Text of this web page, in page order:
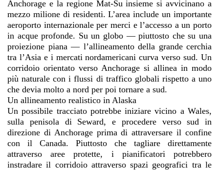
Anchorage e la regione Mat-Su insieme si avvicinano a
mezzo milione di residenti. L’area include un importante
aeroporto internazionale per merci e l’accesso a un porto
in acque profonde. Su un globo — piuttosto che su una
proiezione piana — l’allineamento della grande cerchia
tra l’Asia e i mercati nordamericani curva verso sud. Un
corridoio orientato verso Anchorage si allinea in modo
più naturale con i flussi di traffico globali rispetto a uno
che devia molto a nord per poi tornare a sud.
Un allineamento realistico in Alaska
Un possibile tracciato potrebbe iniziare vicino a Wales,
sulla penisola di Seward, e procedere verso sud in
direzione di Anchorage prima di attraversare il confine
con il Canada. Piuttosto che tagliare direttamente
attraverso aree protette, i pianificatori potrebbero
instradare il corridoio attraverso spazi geografici tra le